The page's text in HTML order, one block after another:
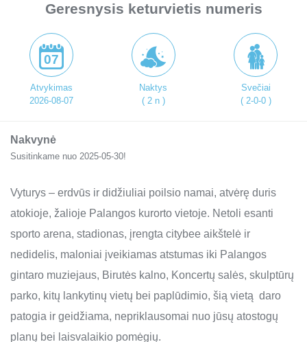
Geresnysis keturvietis numeris
07
Atvykimas
2026-08-07
Naktys
( 2 n )
Svečiai
( 2-0-0 )
Nakvynė
Susitinkame nuo 2025-05-30!
Vyturys – erdvūs ir didžiuliai poilsio namai, atvėrę duris
atokioje, žalioje Palangos kurorto vietoje. Netoli esanti
sporto arena, stadionas, įrengta citybee aikštelė ir
nedidelis, maloniai įveikiamas atstumas iki Palangos
gintaro muziejaus, Birutės kalno, Koncertų salės, skulptūrų
parko, kitų lankytinų vietų bei paplūdimio, šią vietą daro
patogia ir geidžiama, nepriklausomai nuo jūsų atostogų
planų bei laisvalaikio pomėgių.